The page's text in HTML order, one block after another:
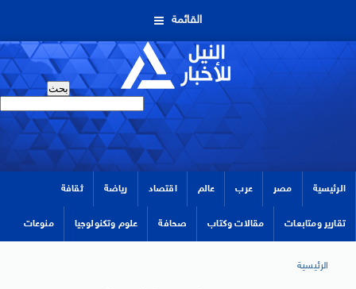
القائمة
الرئيسية مصر عرب عالم اقتصاد رياضة ثقافة
تقارير ومتابعات مقالات وكتاب صحافة علوم وتكنولوجيا منوعات
الرئيسية